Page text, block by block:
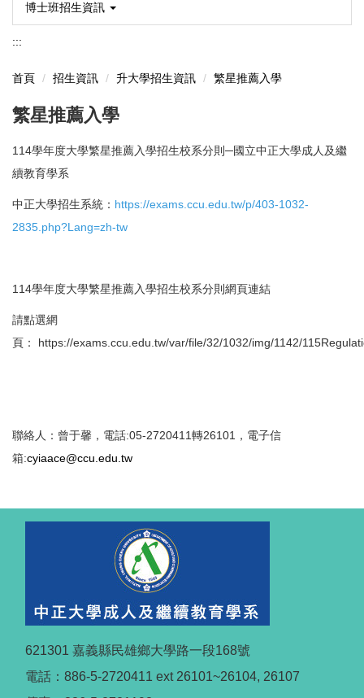
博士班招生資訊
:::
首頁 招生資訊 升大學招生資訊 繁星推薦入學
繁星推薦入學
114學年度大學繁星推薦入學招生校系分則─國立中正大學成人及繼
續教育學系
中正大學招生系統： https://exams.ccu.edu.tw/p/403-1032-
2835.php?Lang=zh-tw
114學年度大學繁星推薦入學招生校系分則網頁連結
請點選網
頁： https://exams.ccu.edu.tw/var/file/32/1032/img/1142/
聯絡人：曾于馨，電話:05-2720411轉26101，電子信
箱:cyiaace@ccu.edu.tw
621301 嘉義縣民雄鄉大學路一段168號
電話：886-5-2720411 ext 26101~26104, 26107